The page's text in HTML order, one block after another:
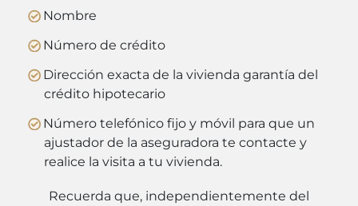
Nombre
Número de crédito
Dirección exacta de la vivienda garantía del
crédito hipotecario
Número telefónico fijo y móvil para que un
ajustador de la aseguradora te contacte y
realice la visita a tu vivienda.
Recuerda que, independientemente del